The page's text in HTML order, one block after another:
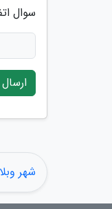
سوال
ارسال
شهر